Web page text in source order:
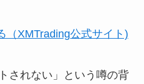
（XMTrading公式サイト)
されない」という噂の背